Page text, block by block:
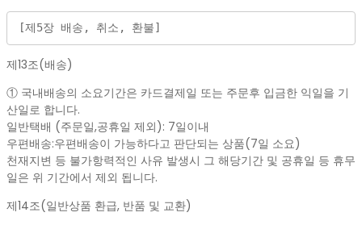
[제5장 배송, 취소, 환불]
제13조(배송)
① 국내배송의 소요기간은 카드결제일 또는 주문후 입금한 익일을 기
산일로 합니다.
일반택배 (주문일,공휴일 제외): 7일이내
우편배송:우편배송이 가능하다고 판단되는 상품(7일 소요)
천재지변 등 불가항력적인 사유 발생시 그 해당기간 및 공휴일 등 휴무
일은 위 기간에서 제외 됩니다.
제14조(일반상품 환급, 반품 및 교환)